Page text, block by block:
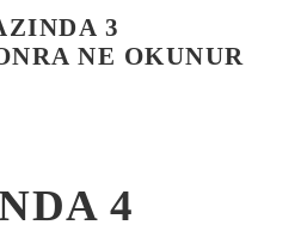
3
NE OKUNUR
4